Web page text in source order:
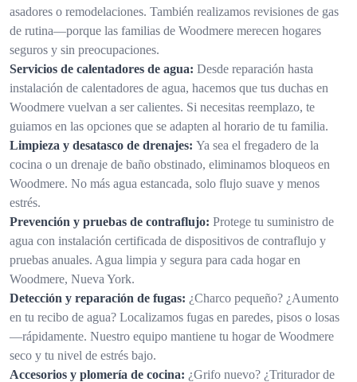
asadores o remodelaciones. También realizamos revisiones de gas
de rutina—porque las familias de Woodmere merecen hogares
seguros y sin preocupaciones.
Servicios de calentadores de agua: Desde reparación hasta
instalación de calentadores de agua, hacemos que tus duchas en
Woodmere vuelvan a ser calientes. Si necesitas reemplazo, te
guiamos en las opciones que se adapten al horario de tu familia.
Limpieza y desatasco de drenajes: Ya sea el fregadero de la
cocina o un drenaje de baño obstinado, eliminamos bloqueos en
Woodmere. No más agua estancada, solo flujo suave y menos
estrés.
Prevención y pruebas de contraflujo: Protege tu suministro de
agua con instalación certificada de dispositivos de contraflujo y
pruebas anuales. Agua limpia y segura para cada hogar en
Woodmere, Nueva York.
Detección y reparación de fugas: ¿Charco pequeño? ¿Aumento
en tu recibo de agua? Localizamos fugas en paredes, pisos o losas
—rápidamente. Nuestro equipo mantiene tu hogar de Woodmere
seco y tu nivel de estrés bajo.
Accesorios y plomería de cocina: ¿Grifo nuevo? ¿Triturador de